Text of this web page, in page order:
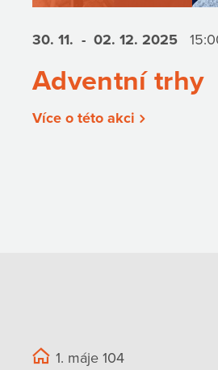
30. 11. - 02. 12. 2025
Adventní trhy
Více o této akci
1. máje 104